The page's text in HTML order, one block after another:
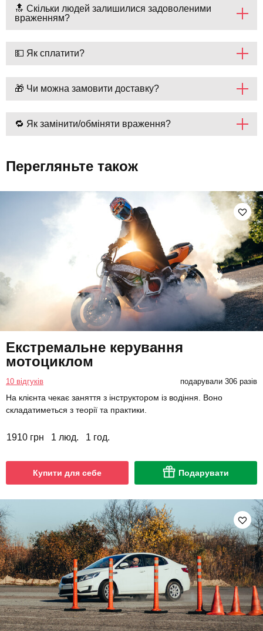
🔝 Скільки людей залишилися задоволеними
враженням?
💵 Як сплатити?
🎁 Чи можна замовити доставку?
🔁 Як замінити/обміняти враження?
Перегляньте також
Екстремальне керування
мотоциклом
10 відгуків подарували 306 разів
На клієнта чекає заняття з інструктором із водіння. Воно
складатиметься з теорії та практики.
1910 грн 1 люд. 1 год.
Купити для себе Подарувати